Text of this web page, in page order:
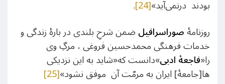
بودند درنمی‌آید»[24]
.
روزنامۀصوراسرافیلضمن شرحِ بلندی در بارۀ زندگی و
خدمات فرهنگی محمدحسین فروغی ، مرگِ وی
را«فاجعۀ ادبی»دانست که«شاید به این نزدیکی
ها[جامعۀ] ایران به مرمّت آن موفق نشود»[25]